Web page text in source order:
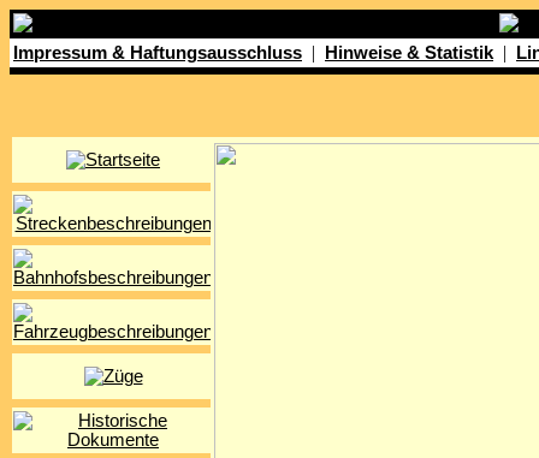
Impressum & Haftungsausschluss | Hinweise & Statistik |